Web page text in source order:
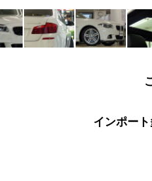
インポー